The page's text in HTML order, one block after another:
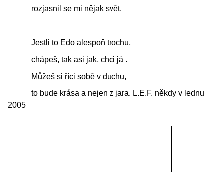
rozjasnil se mi nějak svět.
Jestli to Edo alespoň trochu,
chápeš, tak asi jak, chci já .
Můžeš si říci sobě v duchu,
to bude krása a nejen z jara. L.E.F. někdy v lednu
2005